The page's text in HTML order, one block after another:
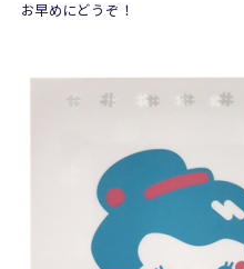
お早めにどうぞ！